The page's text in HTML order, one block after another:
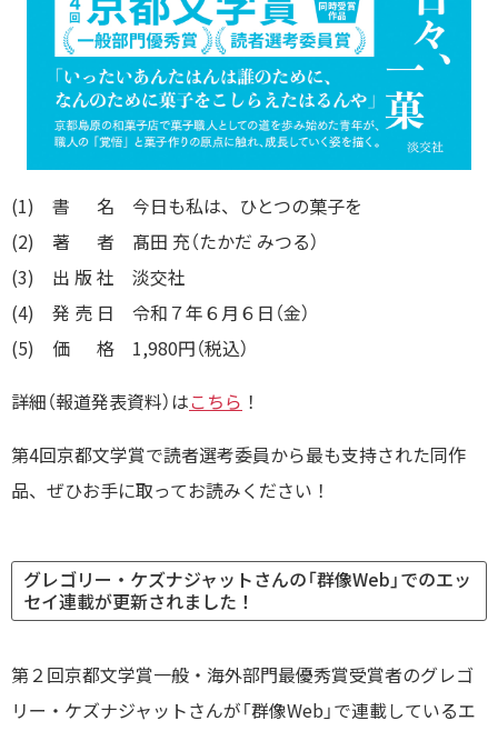
(1) 書 名 今日も私は、ひとつの菓子を
(2) 著 者 髙田 充（たかだ みつる）
(3) 出 版 社 淡交社
(4) 発 売 日 令和７年６月６日（金）
(5) 価 格 1,980円（税込）
詳細（報道発表資料）はこちら ！
第4回京都文学賞で読者選考委員から最も支持された同作
品、ぜひお手に取ってお読みください！
グレゴリー・ケズナジャットさんの「群像Web」でのエッ
セイ連載が更新されました！
第２回京都文学賞一般・海外部門最優秀賞受賞者のグレゴ
リー・ケズナジャットさんが「群像Web」で連載しているエ